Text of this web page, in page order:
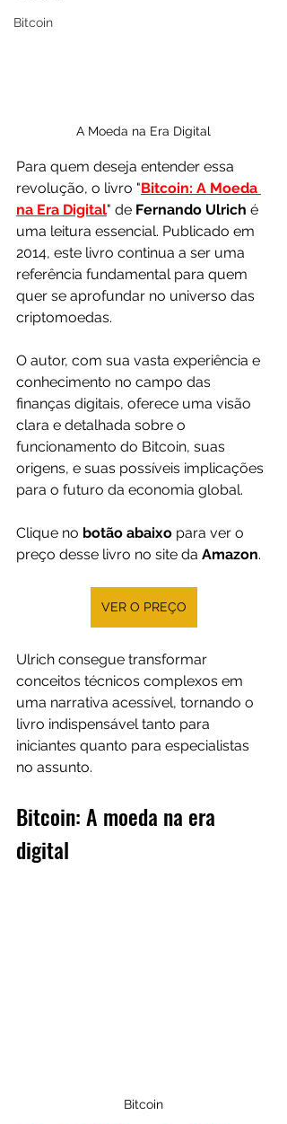
Bitcoin
A Moeda na Era Digital
Para quem deseja entender essa
revolução, o livro "Bitcoin: A Moeda
na Era Digital" de Fernando Ulrich é
uma leitura essencial. Publicado em
2014, este livro continua a ser uma
referência fundamental para quem
quer se aprofundar no universo das
criptomoedas.
O autor, com sua vasta experiência e
conhecimento no campo das
finanças digitais, oferece uma visão
clara e detalhada sobre o
funcionamento do Bitcoin, suas
origens, e suas possíveis implicações
para o futuro da economia global.
Clique no botão abaixo para ver o
preço desse livro no site da Amazon.
VER O PREÇO
Ulrich consegue transformar
conceitos técnicos complexos em
uma narrativa acessível, tornando o
livro indispensável tanto para
iniciantes quanto para especialistas
no assunto.
Bitcoin: A moeda na era
digital
Bitcoin